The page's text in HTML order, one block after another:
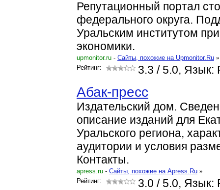
Репутационный портал
федерального округа.
Уральским институтом
экономики.
upmonitor.ru - Cайты, похожие на Upmonitor.Ru »
Рейтинг:
3.3 / 5.0, Язык:
Абак-пресс
Издательский дом.
описание изданий для
Уральского региона,
аудитории и условия
Контакты.
apress.ru - Cайты, похожие на Apress.Ru »
Рейтинг:
3.0 / 5.0, Язык: